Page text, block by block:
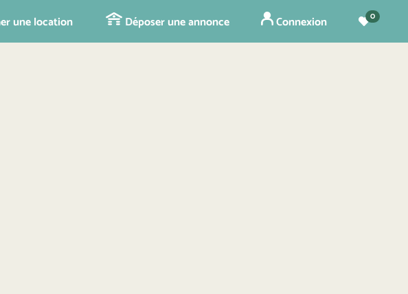
une location Déposer une annonce Connexion 0